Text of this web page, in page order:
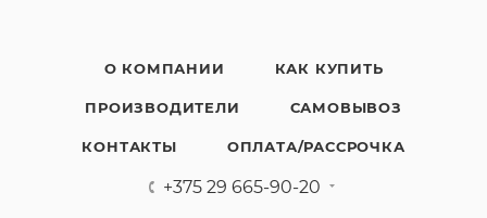
О КОМПАНИИ КАК КУПИТЬ
ПРОИЗВОДИТЕЛИ САМОВЫВОЗ
КОНТАКТЫ ОПЛАТА/РАССРОЧКА
+375 29 665-90-20